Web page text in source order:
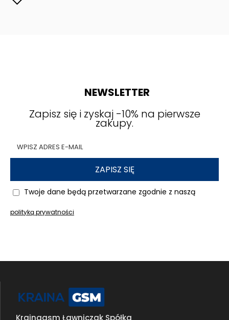
NEWSLETTER
Zapisz się i zyskaj -10% na pierwsze
zakupy.
ZAPISZ SIĘ
Twoje dane będą przetwarzane zgodnie z naszą
polityką prywatności
Krainagsm Ławniczak Spółka